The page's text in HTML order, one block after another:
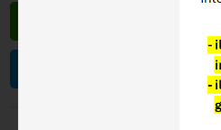
CARTA DELLA